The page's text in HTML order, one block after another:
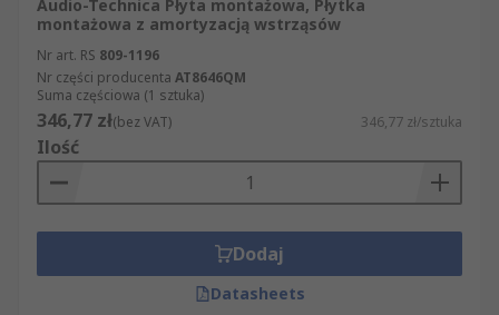
Audio-Technica Płyta montażowa, Płytka
montażowa z amortyzacją wstrząsów
Nr art. RS 809-1196
Nr części producenta AT8646QM
Suma częściowa (1 sztuka)
346,77 zł(bez VAT) 346,77 zł/sztuka
Ilość
Dodaj
Datasheets